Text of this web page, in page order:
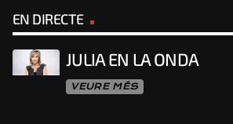
EN DIRECTE
JULIA EN LA ONDA
VEURE MÉS